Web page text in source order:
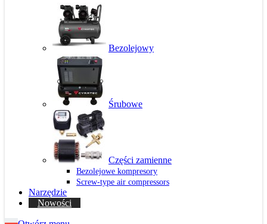
Bezolejowy
Śrubowe
Części zamienne
Bezolejowe kompresory
Screw-type air compressors
Narzędzie
Nowości